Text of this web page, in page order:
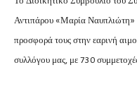
Αντιπάρου «Μαρία Ναυπλιώτη»
προσφορά τους στην εαρινή
συλλόγου μας, με 730